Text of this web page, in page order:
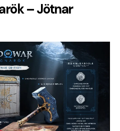
– Jötnar